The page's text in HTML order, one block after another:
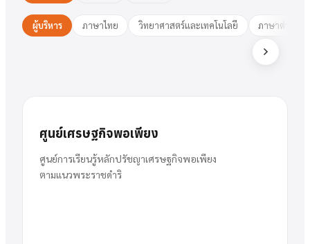
ผู้บริหาร ภาษาไทย วิทยาศาสตร์และเทคโนโลยี ภาษาต่างประ
นายสารัตน์ พวงเงิน
พวงเงิน
ผู้อำนวยการ
นางสาวชมพูนุท ศรีฟ้า
ศูนย์เศรษฐกิจพอเพียง
ศูนย์การเรียนรู้หลักปรัชญาเศรษฐกิจพอเพียง
ตามแนวพระราชดำริ